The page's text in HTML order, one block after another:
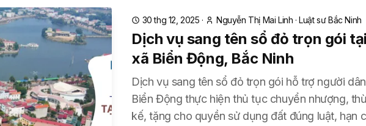
30 thg 12, 2025 · Nguyễn Thị Mai Linh ·Luật sư Bắc Ninh
Dịch vụ sang tên sổ đỏ trọn gói tại
xã Biển Động, Bắc Ninh
Dịch vụ sang tên sổ đỏ trọn gói hỗ trợ người
Biển Động thực hiện thủ tục chuyển nhượng,
kế, tặng cho quyền sử dụng đất đúng luật, hạn